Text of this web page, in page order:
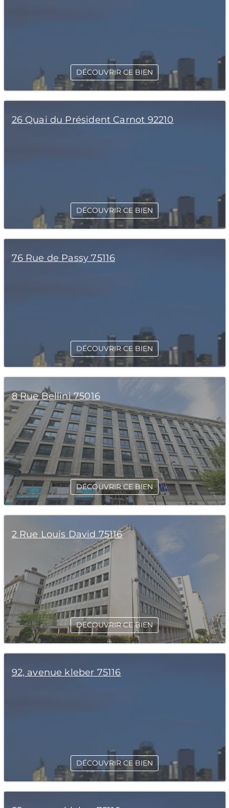
DÉCOUVRIR CE BIEN
26 Quai du Président Carnot 92210
DÉCOUVRIR CE BIEN
76 Rue de Passy 75116
DÉCOUVRIR CE BIEN
8 Rue Bellini 75016
DÉCOUVRIR CE BIEN
2 Rue Louis David 75116
DÉCOUVRIR CE BIEN
92, avenue kleber 75116
DÉCOUVRIR CE BIEN